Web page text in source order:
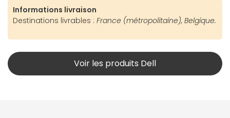
Informations livraison
Destinations livrables : France (métropolitaine), Belgique.
Voir les produits Dell